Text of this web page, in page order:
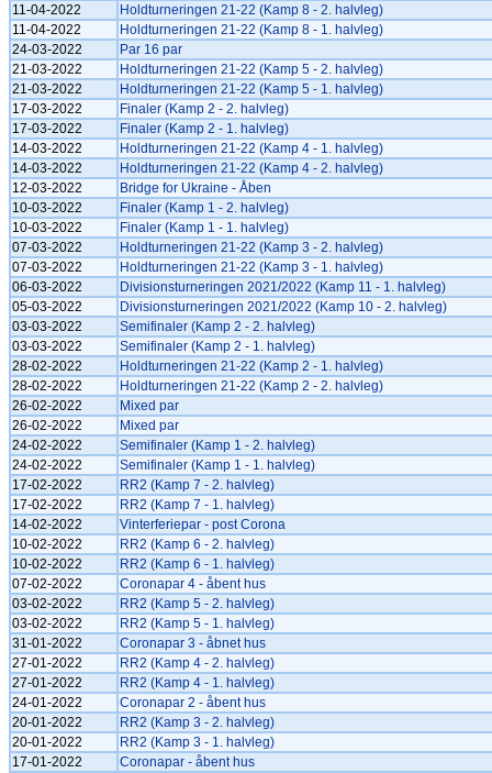
11-04-2022
Holdturneringen 21-22 (Kamp 8 - 2. halvleg)
11-04-2022
Holdturneringen 21-22 (Kamp 8 - 1. halvleg)
24-03-2022
Par 16 par
21-03-2022
Holdturneringen 21-22 (Kamp 5 - 2. halvleg)
21-03-2022
Holdturneringen 21-22 (Kamp 5 - 1. halvleg)
17-03-2022
Finaler (Kamp 2 - 2. halvleg)
17-03-2022
Finaler (Kamp 2 - 1. halvleg)
14-03-2022
Holdturneringen 21-22 (Kamp 4 - 1. halvleg)
14-03-2022
Holdturneringen 21-22 (Kamp 4 - 2. halvleg)
12-03-2022
Bridge for Ukraine - Åben
10-03-2022
Finaler (Kamp 1 - 2. halvleg)
10-03-2022
Finaler (Kamp 1 - 1. halvleg)
07-03-2022
Holdturneringen 21-22 (Kamp 3 - 2. halvleg)
07-03-2022
Holdturneringen 21-22 (Kamp 3 - 1. halvleg)
06-03-2022
Divisionsturneringen 2021/2022 (Kamp 11 - 1. halvleg)
05-03-2022
Divisionsturneringen 2021/2022 (Kamp 10 - 2. halvleg)
03-03-2022
Semifinaler (Kamp 2 - 2. halvleg)
03-03-2022
Semifinaler (Kamp 2 - 1. halvleg)
28-02-2022
Holdturneringen 21-22 (Kamp 2 - 1. halvleg)
28-02-2022
Holdturneringen 21-22 (Kamp 2 - 2. halvleg)
26-02-2022
Mixed par
26-02-2022
Mixed par
24-02-2022
Semifinaler (Kamp 1 - 2. halvleg)
24-02-2022
Semifinaler (Kamp 1 - 1. halvleg)
17-02-2022
RR2 (Kamp 7 - 2. halvleg)
17-02-2022
RR2 (Kamp 7 - 1. halvleg)
14-02-2022
Vinterferiepar - post Corona
10-02-2022
RR2 (Kamp 6 - 2. halvleg)
10-02-2022
RR2 (Kamp 6 - 1. halvleg)
07-02-2022
Coronapar 4 - åbent hus
03-02-2022
RR2 (Kamp 5 - 2. halvleg)
03-02-2022
RR2 (Kamp 5 - 1. halvleg)
31-01-2022
Coronapar 3 - åbnet hus
27-01-2022
RR2 (Kamp 4 - 2. halvleg)
27-01-2022
RR2 (Kamp 4 - 1. halvleg)
24-01-2022
Coronapar 2 - åbent hus
20-01-2022
RR2 (Kamp 3 - 2. halvleg)
20-01-2022
RR2 (Kamp 3 - 1. halvleg)
17-01-2022
Coronapar - åbent hus